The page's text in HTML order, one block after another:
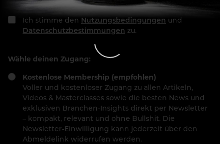
Ich stimme den Nutzungsbedingungen und
Datenschutzbestimmungen zu.
Wähle deinen Zugang:
Kostenlose Membership (empfohlen)
Voller und kostenloser Zugang zu allen Artikeln,
Videos & Masterclasses sowie die besten News und
exklusiven Branchen-Insights direkt per Newsletter
– kompakt, relevant und ohne Bullshit. Die
Newsletter-Einwilligung kann jederzeit über den
Abmeldelink widerrufen werden.